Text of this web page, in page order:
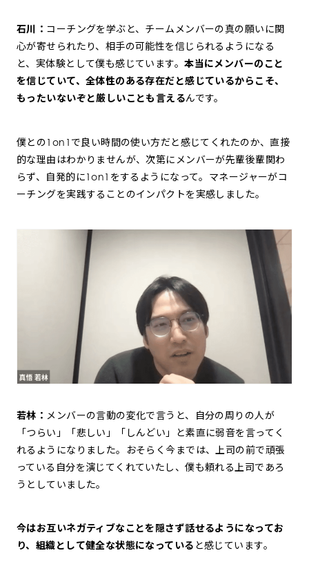
石川： コーチングを学ぶと、チームメンバーの真の願いに関
心が寄せられたり、相手の可能性を信じられるようになる
と、実体験として僕も感じています。本当にメンバーのこと
を信じていて、全体性のある存在だと感じているからこそ、
もったいないぞと厳しいことも言えるんです。
僕との1on1で良い時間の使い方だと感じてくれたのか、直接
的な理由はわかりませんが、次第にメンバーが先輩後輩関わ
らず、自発的に1on1をするようになって。マネージャーがコ
ーチングを実践することのインパクトを実感しました。
若林： メンバーの言動の変化で言うと、自分の周りの人が
「つらい」「悲しい」「しんどい」と素直に弱音を言ってく
れるようになりました。おそらく今までは、上司の前で頑張
っている自分を演じてくれていたし、僕も頼れる上司であろ
うとしていました。
今はお互いネガティブなことを隠さず話せるようになってお
り、組織として健全な状態になっている と感じています。